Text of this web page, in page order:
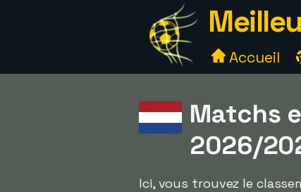
Accueil
Matchs
2026/
Ici, vous trouvez le